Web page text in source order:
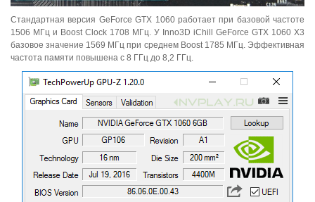
Стандартная версия GeForce GTX 1060 работает при базовой частоте
1506 МГц и Boost Clock 1708 МГц. У Inno3D iChill GeForce GTX 1060 X3
базовое значение 1569 МГц при среднем Boost 1785 МГц. Эффективная
частота памяти повышена с 8 ГГц до 8,2 ГГц.